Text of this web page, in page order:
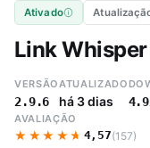
Ativado
Link Whisper
VERSÃO
2.9.6
ATUALIZADO
há 3 dias
AVALIAÇÃO
★★★★★
★★★★★ 4,57(157)